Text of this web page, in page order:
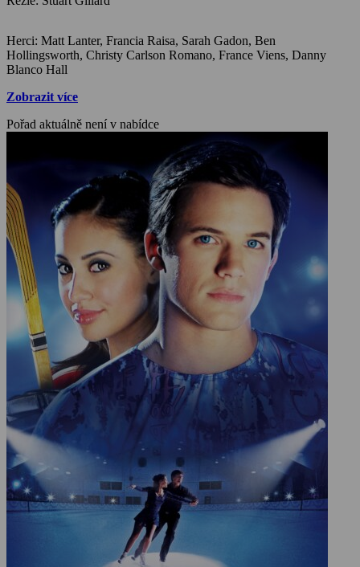
Herci: Matt Lanter, Francia Raisa, Sarah Gadon, Ben
Hollingsworth, Christy Carlson Romano, France Viens, Danny
Blanco Hall
Zobrazit více
Pořad aktuálně není v nabídce